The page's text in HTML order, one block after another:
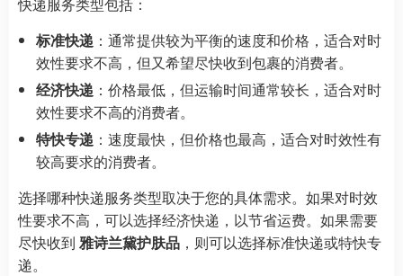
标准快递 ：通常提供较为平衡的速度和价格，适合对时
效性要求不高，但又希望尽快收到包裹的消费者。
经济快递 ：价格最低，但运输时间通常较长，适合对时
效性要求不高的消费者。
特快专递 ：速度最快，但价格也最高，适合对时效性有
较高要求的消费者。
选择哪种快递服务类型取决于您的具体需求。如果对时效
性要求不高，可以选择经济快递，以节省运费。如果需要
尽快收到 雅诗兰黛护肤品 ，则可以选择标准快递或特快专
递。